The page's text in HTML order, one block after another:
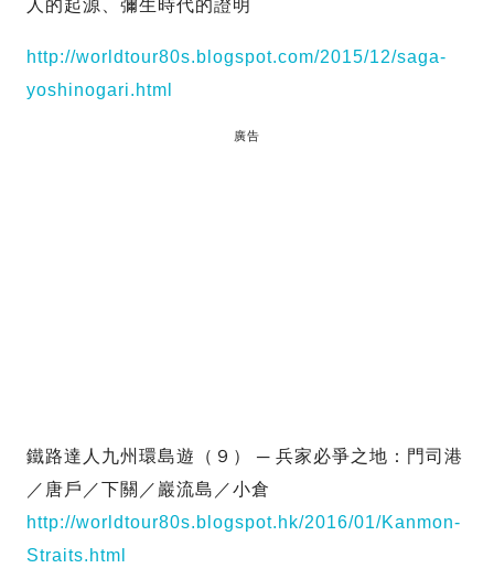
人的起源、彌生時代的證明
http://worldtour80s.blogspot.com/2015/12/saga-
yoshinogari.html
廣告
鐵路達人九州環島遊（９） ─ 兵家必爭之地：門司港
／唐戶／下關／巖流島／小倉
http://worldtour80s.blogspot.hk/2016/01/Kanmon-
Straits.html